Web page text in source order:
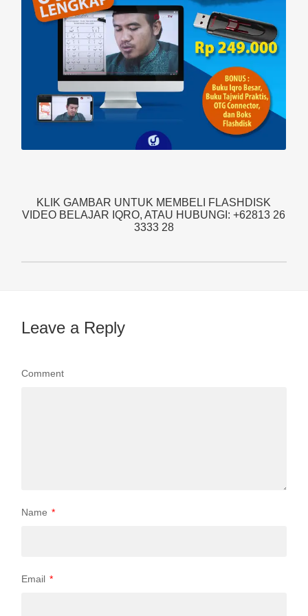
KLIK GAMBAR UNTUK MEMBELI FLASHDISK
VIDEO BELAJAR IQRO, ATAU HUBUNGI: +62813 26
3333 28
Leave a Reply
Comment
Name *
Email *